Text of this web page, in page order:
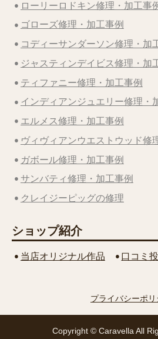
ローリーロドキン修理・加工事
ゴローズ修理・加工事例
コディーサンダーソン修理・加
ジャスティンデイビス修理・加
ティファニー修理・加工事例
インディアンジュエリー修理・
エルメス修理・加工事例
ヴィヴィアンウエストウッド修
ガボール修理・加工事例
サンバティ修理・加工事例
クレイジーピッグの修理
ショップ紹介
当店オリジナル作品 口コミ
プライバシーポリ
Copyright © Caravella All